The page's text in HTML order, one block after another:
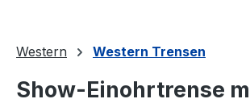
Western Western Trensen
Show-Einohrtrense